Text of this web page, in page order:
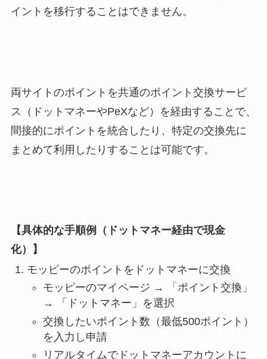
イントを移行することはできません。
両サイトのポイントを共通のポイント交換サービ
ス（ドットマネーやPeXなど）を経由することで、
間接的にポイントを統合したり、特定の交換先に
まとめて利用したりすることは可能です。
【具体的な手順例（ドットマネー経由で現金
化）】
モッピーのポイントをドットマネーに交換
モッピーのマイページ → 「ポイント交換」
→ 「ドットマネー」を選択
交換したいポイント数（最低500ポイント）
を入力し申請
リアルタイムでドットマネーアカウントに